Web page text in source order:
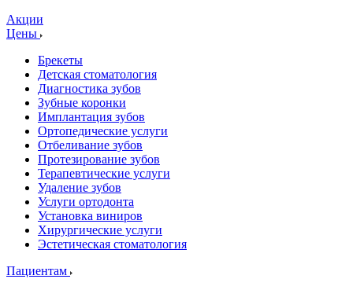
Акции
Цены
Брекеты
Детская стоматология
Диагностика зубов
Зубные коронки
Имплантация зубов
Ортопедические услуги
Отбеливание зубов
Протезирование зубов
Терапевтические услуги
Удаление зубов
Услуги ортодонта
Установка виниров
Хирургические услуги
Эстетическая стоматология
Пациентам